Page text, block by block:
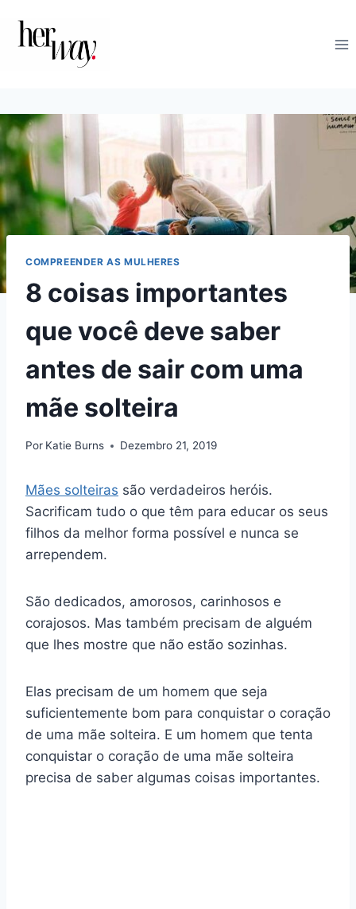
COMPREENDER AS MULHERES
8 coisas importantes
que você deve saber
antes de sair com uma
mãe solteira
Por Katie Burns Dezembro 21, 2019
Mães solteiras são verdadeiros heróis.
Sacrificam tudo o que têm para educar os seus
filhos da melhor forma possível e nunca se
arrependem.
São dedicados, amorosos, carinhosos e
corajosos. Mas também precisam de alguém
que lhes mostre que não estão sozinhas.
Elas precisam de um homem que seja
suficientemente bom para conquistar o coração
de uma mãe solteira. E um homem que tenta
conquistar o coração de uma mãe solteira
precisa de saber algumas coisas importantes.